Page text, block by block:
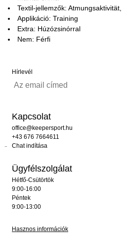
Textil-jellemzők:
Applikáció: Training
Extra: Húzózsinórral
Nem: Férfi
Hírlevél
Kapcsolat
office@keepersport.hu
+43 676 7664611
Chat indítása
Ügyfélszolgálat
Hétfő-Csütörtök
9:00-16:00
Péntek
9:00-13:00
Hasznos információk